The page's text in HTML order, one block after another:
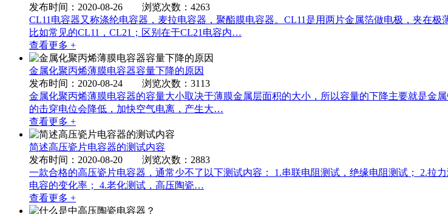
发布时间：2020-08-26 浏览次数：4263
CL11电容器又称涤纶电容器，麦拉电容器，聚酯膜电容器。CL11是用两片金属箔做电极，夹在
比如常见的CL11，CL21；区别在于CL21电容内…
查看更多 +
金属化聚丙烯薄膜电容器容量下降的原因
发布时间：2020-08-24 浏览次数：3113
金属化聚丙烯薄膜电容器​的容量大小取决于薄膜金属层面积的大小，所以容量的下降主要就是金
的击穿电位会降低，加快空气电离，产生大…
查看更多 +
简述高压瓷片电容器的测试内容
发布时间：2020-08-20 浏览次数：2883
一款合格的高压瓷片电容器​，通常少不了以下测试内容： 1.串联电阻测试，绝缘电阻测试； 2.拉
电容的变化率； 4.老化测试，高压陶瓷…
查看更多 +